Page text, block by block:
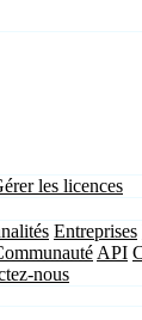
les licences
Entreprises
API
nous